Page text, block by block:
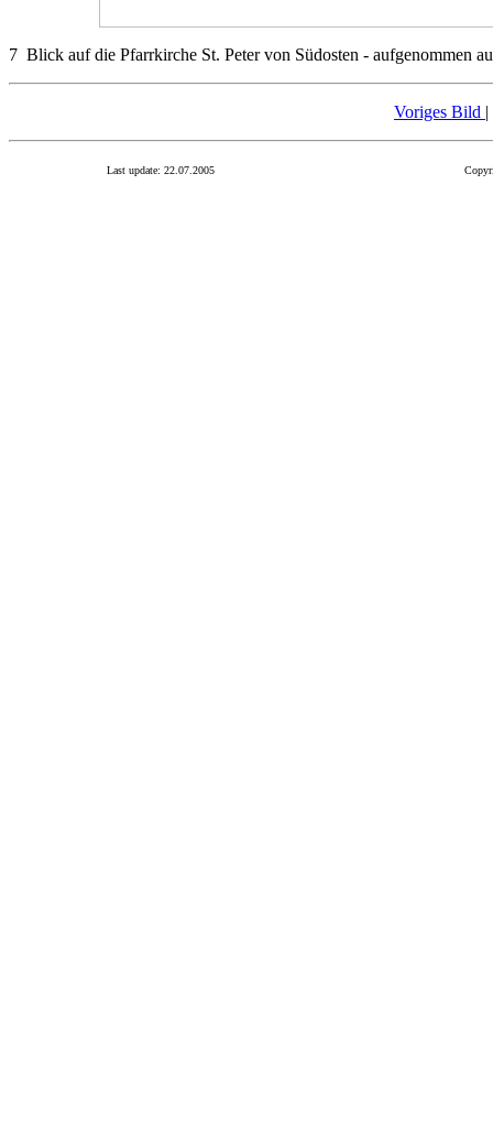
7 Blick auf die Pfarrkirche St. Peter von Südosten - aufgenommen
Voriges Bild |
Last update: 22.07.2005